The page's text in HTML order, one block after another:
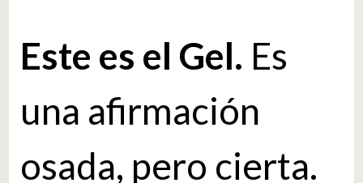
Este es el Gel. Es
una afirmación
osada, pero cierta.